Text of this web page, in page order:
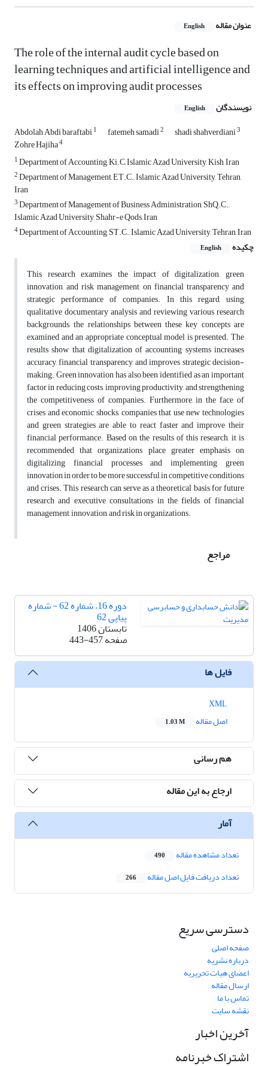
عنوان مقاله English
The role of the internal audit cycle based on
learning techniques and artificial intelligence and
its effects on improving audit processes
نویسندگان English
Abdolah Abdi baraftabi1 fatemeh samadi2 shadi shahverdiani3
Zohre Hajiha4
1Department of Accounting, Ki.C, Islamic Azad University, Kish, Iran
2Department of Management, ET.C., Islamic Azad University, Tehran,
Iran
3Department of Management of Business Administration, ShQ.C.,
Islamic Azad University, Shahr-e Qods, Iran
4Department of Accounting, ST.C., Islamic Azad University, Tehran, Iran
چکیده
English
This research examines the impact of digitalization, green
innovation, and risk management on financial transparency and
strategic performance of companies. In this regard, using
qualitative documentary analysis and reviewing various research
backgrounds, the relationships between these key concepts are
examined and an appropriate conceptual model is presented. The
results show that digitalization of accounting systems increases
accuracy, financial transparency, and improves strategic decision-
making. Green innovation has also been identified as an important
factor in reducing costs, improving productivity, and strengthening
the competitiveness of companies. Furthermore, in the face of
crises and economic shocks, companies that use new technologies
and green strategies are able to react faster and improve their
financial performance. Based on the results of this research, it is
recommended that organizations place greater emphasis on
digitalizing financial processes and implementing green
innovation in order to be more successful in competitive conditions
and crises. This research can serve as a theoretical basis for future
research and executive consultations in the fields of financial
management, innovation, and risk in organizations.
مراجع
دوره 16، شماره 62 - شماره
پیاپی 62
تابستان 1406
صفحه443-457
فایل ها
اصل مقاله
1.03 M
هم رسانی
ارجاع به این مقاله
آمار
تعداد مشاهده مقاله 490
تعداد دریافت فایل اصل مقاله 266
دسترسی سریع
صفحه اصلی
درباره نشریه
اعضای هیات تحریریه
ارسال مقاله
تماس با ما
نقشه سایت
آخرین اخبار
اشتراک خبرنامه